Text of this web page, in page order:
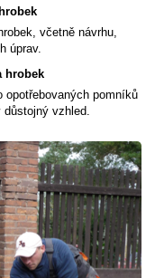
včetně návrhu,
úprav.
hrobek
opotřebovaných pomníků
vzhled.